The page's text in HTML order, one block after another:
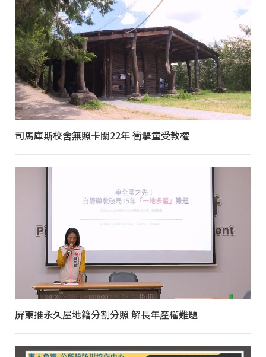
司馬庫斯校舍無照卡關22年 衝擊童受教權
屏東推永久屋地籍分割分照 解長年產權難題